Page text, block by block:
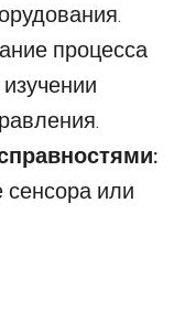
процесса
сенсора или